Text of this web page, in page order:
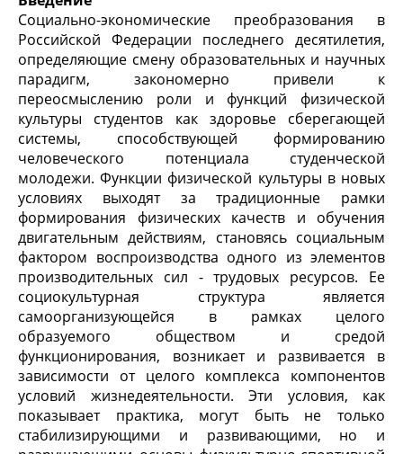
Социально-экономические преобразования в
Российской Федерации последнего десятилетия,
определяющие смену образовательных и научных
парадигм, закономерно привели к
переосмыслению роли и функций физической
культуры студентов как здоровье сберегающей
системы, способствующей формированию
человеческого потенциала студенческой
молодежи. Функции физической культуры в новых
условиях выходят за традиционные рамки
формирования физических качеств и обучения
двигательным действиям, становясь социальным
фактором воспроизводства одного из элементов
производительных сил - трудовых ресурсов. Ее
социокультурная структура является
самоорганизующейся в рамках целого
образуемого обществом и средой
функционирования, возникает и развивается в
зависимости от целого комплекса компонентов
условий жизнедеятельности. Эти условия, как
показывает практика, могут быть не только
стабилизирующими и развивающими, но и